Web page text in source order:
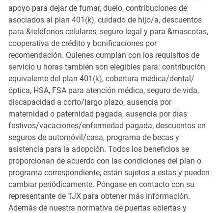
apoyo para dejar de fumar, duelo, contribuciones de
asociados al plan 401(k), cuidado de hijo/a, descuentos
para &teléfonos celulares, seguro legal y para &mascotas,
cooperativa de crédito y bonificaciones por
recomendación. Quienes cumplan con los requisitos de
servicio u horas también son elegibles para: contribución
equivalente del plan 401(k), cobertura médica/dental/
óptica, HSA, FSA para atención médica, seguro de vida,
discapacidad a corto/largo plazo, ausencia por
maternidad o paternidad pagada, ausencia por días
festivos/vacaciones/enfermedad pagada, descuentos en
seguros de automóvil/casa, programa de becas y
asistencia para la adopción. Todos los beneficios se
proporcionan de acuerdo con las condiciones del plan o
programa correspondiente, están sujetos a estas y pueden
cambiar periódicamente. Póngase en contacto con su
representante de TJX para obtener más información.
Además de nuestra normativa de puertas abiertas y